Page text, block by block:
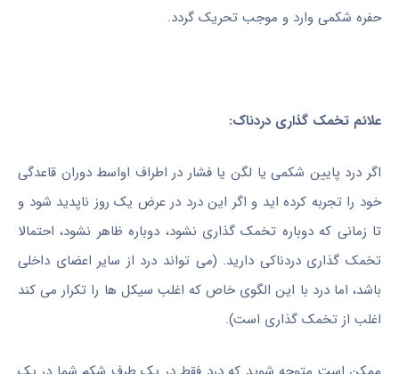
حفره شکمی وارد و موجب تحریک گردد.
علائم تخمک گذاری دردناک:
اگر درد پایین شکمی یا لگن یا فشار در اطراف اواسط دوران قاعدگی
خود را تجربه کرده اید و اگر این درد در عرض یک روز ناپدید شود و
تا زمانی که دوباره تخمک گذاری نشود، دوباره ظاهر نشود، احتمالا
تخمک گذاری دردناکی دارید. (می تواند درد از سایر اعضای داخلی
باشد، اما درد با این الگوی خاص که اغلب سیکل ها را تکرار می کند
اغلب از تخمک گذاری است).